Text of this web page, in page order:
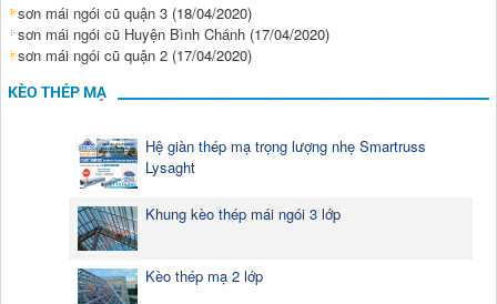
sơn mái ngói cũ quận 3 (18/04/2020)
sơn mái ngói cũ Huyện Bình Chánh (17/04/2020)
sơn mái ngói cũ quận 2 (17/04/2020)
KÈO THÉP MẠ
Hệ giàn thép mạ trọng lượng nhẹ Smartruss
Lysaght
Khung kèo thép mái ngói 3 lớp
Kèo thép mạ 2 lớp